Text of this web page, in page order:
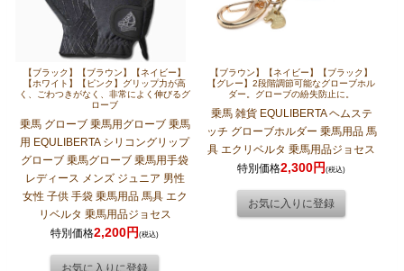
【ブラック】【ブラウン】【ネイビー】
【ホワイト】【ピンク】グリップ力が高
く、ごわつきがなく、非常によく伸びるグ
ローブ
乗馬 グローブ 乗馬用グローブ 乗馬
用 EQULIBERTA シリコングリップ
グローブ 乗馬グローブ 乗馬用手袋
レディース メンズ ジュニア 男性
女性 子供 手袋 乗馬用品 馬具 エク
リベルタ 乗馬用品ジョセス
特別価格2,200円(税込)
【ブラウン】【ネイビー】【ブラック】
【グレー】2段階調節可能なグローブホル
ダー。グローブの紛失防止に。
乗馬 雑貨 EQULIBERTA ヘムステ
ッチ グローブホルダー 乗馬用品 馬
具 エクリベルタ 乗馬用品ジョセス
特別価格2,300円(税込)